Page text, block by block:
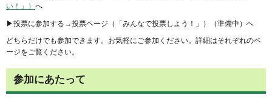
い！」） へ
▶投票に参加する→投票ページ（「みんなで投票しよう！」）（準備中）へ
どちらだけでも参加できます。お気軽にご参加ください。詳細はそれぞれのペ
ージをご覧ください。
参加にあたって